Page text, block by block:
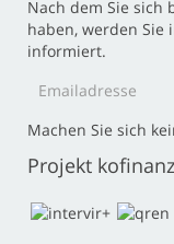
Nach dem Sie sich
haben, werden
informiert.
Machen Sie sich
Projekt